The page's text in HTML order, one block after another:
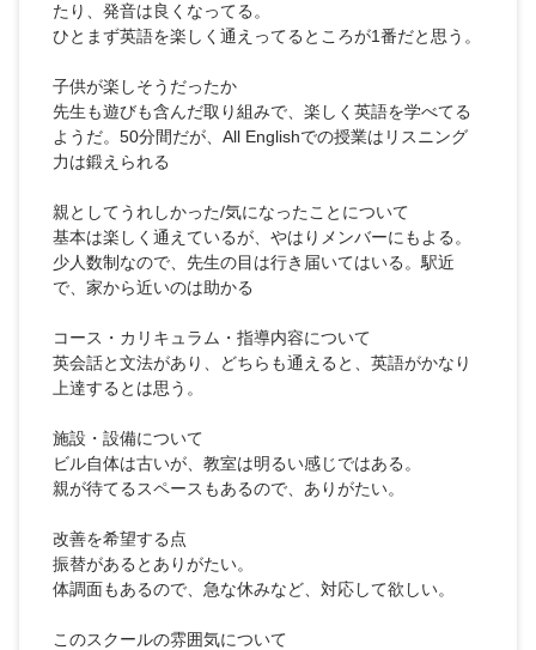
たり、発音は良くなってる。
ひとまず英語を楽しく通えってるところが1番だと思う。
子供が楽しそうだったか
先生も遊びも含んだ取り組みで、楽しく英語を学べてる
ようだ。50分間だが、All Englishでの授業はリスニング
力は鍛えられる
親としてうれしかった/気になったことについて
基本は楽しく通えているが、やはりメンバーにもよる。
少人数制なので、先生の目は行き届いてはいる。駅近
で、家から近いのは助かる
コース・カリキュラム・指導内容について
英会話と文法があり、どちらも通えると、英語がかなり
上達するとは思う。
施設・設備について
ビル自体は古いが、教室は明るい感じではある。
親が待てるスペースもあるので、ありがたい。
改善を希望する点
振替があるとありがたい。
体調面もあるので、急な休みなど、対応して欲しい。
このスクールの雰囲気について